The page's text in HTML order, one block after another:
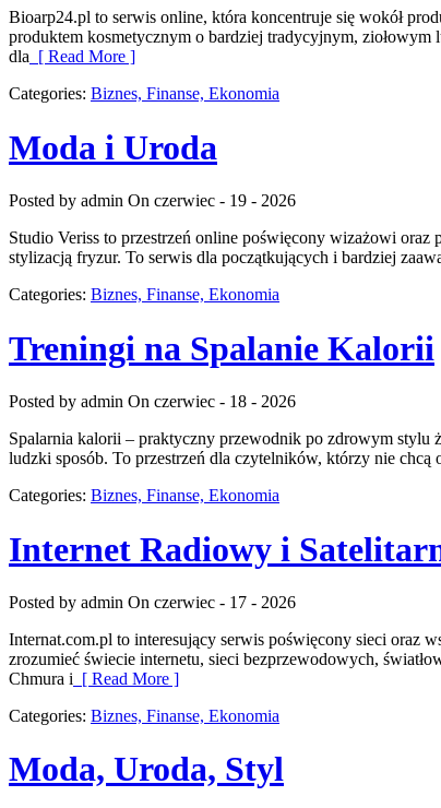
Bioarp24.pl to serwis online, która koncentruje się wokół
produktem kosmetycznym o bardziej tradycyjnym,
dla [ Read More ]
Categories: Biznes, Finanse, Ekonomia
Moda i Uroda
Posted by admin On czerwiec - 19 - 2026
Studio Veriss to przestrzeń online poświęcony wizażowi oraz
stylizacją fryzur. To serwis dla początkujących i bardziej
Categories: Biznes, Finanse, Ekonomia
Treningi na Spalanie Kalorii
Posted by admin On czerwiec - 18 - 2026
Spalarnia kalorii – praktyczny przewodnik po zdrowym stylu
ludzki sposób. To przestrzeń dla czytelników, którzy nie chcą
Categories: Biznes, Finanse, Ekonomia
Internet Radiowy i
Posted by admin On czerwiec - 17 - 2026
Internat.com.pl to interesujący serwis poświęcony sieci oraz
zrozumieć świecie internetu, sieci bezprzewodowych,
Chmura i [ Read More ]
Categories: Biznes, Finanse, Ekonomia
Moda, Uroda, Styl